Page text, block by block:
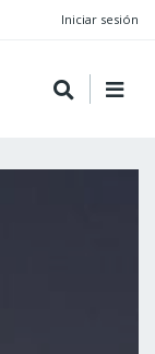
Iniciar sesión